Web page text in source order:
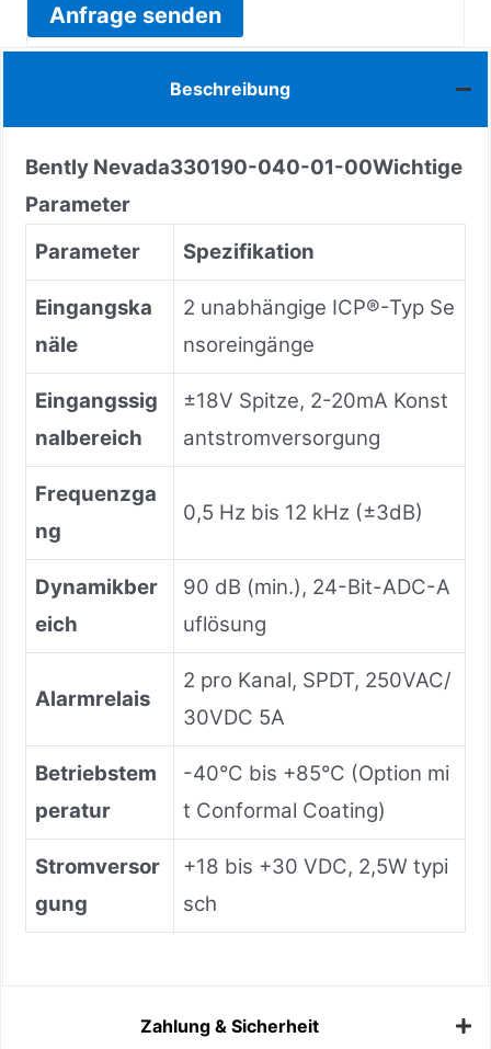
Anfrage senden
Beschreibung
Bently Nevada330190-040-01-00Wichtige
Parameter
Parameter
Spezifikation
Eingangska
näle
2 unabhängige ICP®-Typ Se
nsoreingänge
Eingangssig
nalbereich
±18V Spitze, 2-20mA Konst
antstromversorgung
Frequenzga
ng
0,5 Hz bis 12 kHz (±3dB)
Dynamikber
eich
90 dB (min.), 24-Bit-ADC-A
uflösung
Alarmrelais
2 pro Kanal, SPDT, 250VAC/
30VDC 5A
Betriebstem
peratur
-40°C bis +85°C (Option mi
t Conformal Coating)
Stromversor
gung
+18 bis +30 VDC, 2,5W typi
sch
Zahlung & Sicherheit